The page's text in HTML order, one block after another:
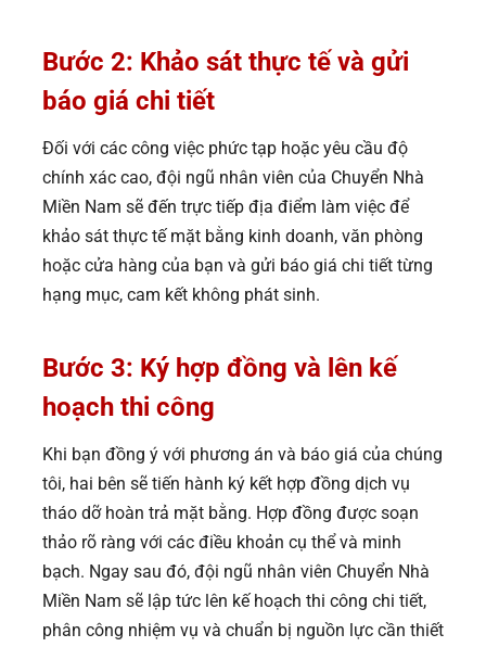
Bước 2: Khảo sát thực tế và gửi
báo giá chi tiết
Đối với các công việc phức tạp hoặc yêu cầu độ
chính xác cao, đội ngũ nhân viên của Chuyển Nhà
Miền Nam sẽ đến trực tiếp địa điểm làm việc để
khảo sát thực tế mặt bằng kinh doanh, văn phòng
hoặc cửa hàng của bạn và gửi báo giá chi tiết từng
hạng mục, cam kết không phát sinh.
Bước 3: Ký hợp đồng và lên kế
hoạch thi công
Khi bạn đồng ý với phương án và báo giá của chúng
tôi, hai bên sẽ tiến hành ký kết hợp đồng dịch vụ
tháo dỡ hoàn trả mặt bằng. Hợp đồng được soạn
thảo rõ ràng với các điều khoản cụ thể và minh
bạch. Ngay sau đó, đội ngũ nhân viên Chuyển Nhà
Miền Nam sẽ lập tức lên kế hoạch thi công chi tiết,
phân công nhiệm vụ và chuẩn bị nguồn lực cần thiết